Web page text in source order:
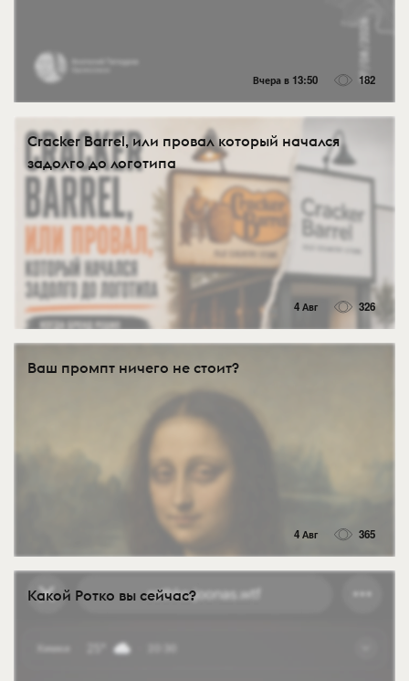
Вчера в 13:50 182
Cracker Barrel, или провал который начался
задолго до логотипа
4 Авг 326
Ваш промпт ничего не стоит?
4 Авг 365
Какой Ротко вы сейчас?